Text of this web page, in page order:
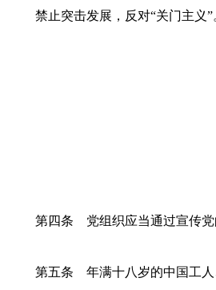
禁止突击发展，反对“关门主义”
第四条 党组织应当通过宣传党
第五条 年满十八岁的中国工人